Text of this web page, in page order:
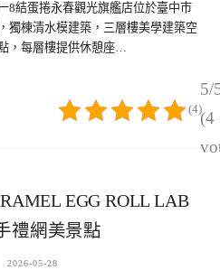
8結蛋捲永春觀光旗艦店位於臺中市
獨棟清水模建築，三層樓美學建築空
，每層樓提供休憩座…
5/
(4
(4)
EGG ROLL LAB
禮網美景點
2026-05-28